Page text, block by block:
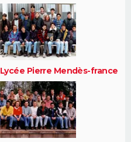
Lycée Pierre Mendès-france